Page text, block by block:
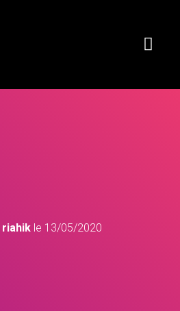
riahikle 13/05/2020